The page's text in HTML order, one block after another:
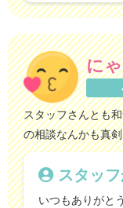
に
スタッフさんとも
の相談なんかも真
スタッフ
いつもありがと